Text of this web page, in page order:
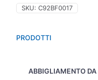
PRODOTTI
ABBIGLIAMENTO DA
12cm,
colore
Prezzo
minimo
SKU: C92BF0017